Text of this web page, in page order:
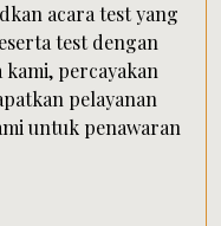
acara test yang
test dengan
percayakan
pelayanan
untuk penawaran